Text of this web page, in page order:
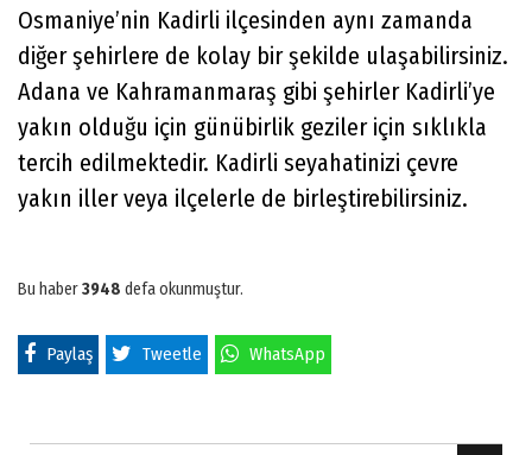
Osmaniye’nin Kadirli ilçesinden aynı zamanda
diğer şehirlere de kolay bir şekilde ulaşabilirsiniz.
Adana ve Kahramanmaraş gibi şehirler Kadirli’ye
yakın olduğu için günübirlik geziler için sıklıkla
tercih edilmektedir. Kadirli seyahatinizi çevre
yakın iller veya ilçelerle de birleştirebilirsiniz.
Bu haber3948 defa okunmuştur.
Paylaş Tweetle WhatsApp